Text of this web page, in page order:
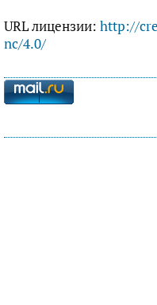
URL лицензии: http://
nc/4.0/